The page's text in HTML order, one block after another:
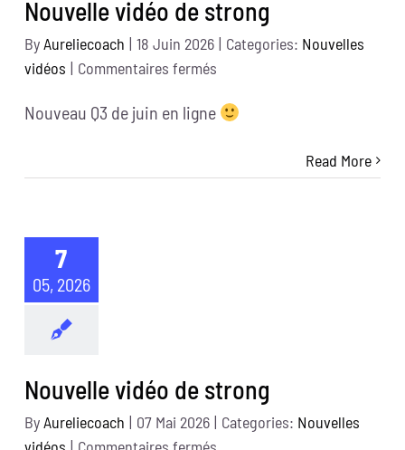
Nouvelle vidéo de strong
ByAureliecoach | 18 Juin 2026 | Categories: Nouvelles
vidéos | Commentaires ferméssur
vidéo
Nouveau Q3 de juin en ligne
Read More
7
05, 2026
Nouvelle vidéo de strong
ByAureliecoach | 07 Mai 2026 | Categories: Nouvelles
sur